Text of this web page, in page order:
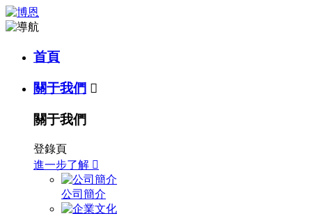
首頁
關于我們 
關于我們
登錄頁
進一步了解 
公司簡介